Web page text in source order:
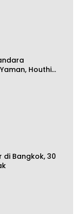
Houthi
di Bangkok, 30